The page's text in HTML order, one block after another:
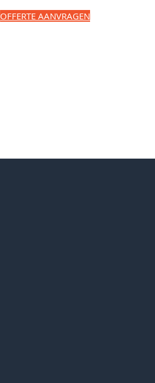
OFFERTE AANVRAGEN